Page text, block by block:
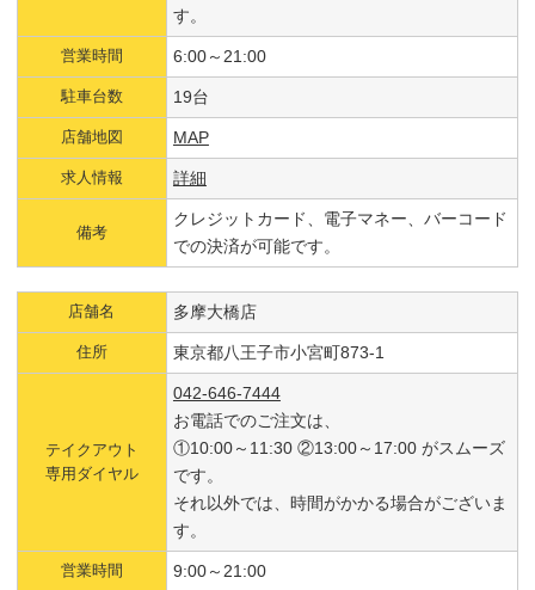
す。
営業時間 6:00～21:00
駐車台数 19台
店舗地図 MAP
求人情報 詳細
備考
クレジットカード、電子マネー、バーコード
での決済が可能です。
店舗名 多摩大橋店
住所 東京都八王子市小宮町873-1
テイクアウト
専用ダイヤル
042-646-7444
お電話でのご注文は、
①10:00～11:30 ②13:00～17:00 がスムーズ
です。
それ以外では、時間がかかる場合がございま
す。
営業時間 9:00～21:00